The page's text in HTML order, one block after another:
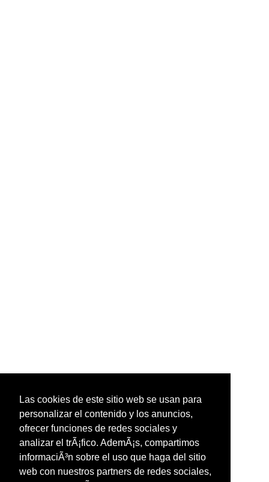
Las cookies de este sitio web se usan para
personalizar el contenido y los anuncios,
ofrecer funciones de redes sociales y
analizar el trÃ¡fico. AdemÃ¡s, compartimos
informaciÃ³n sobre el uso que haga del sitio
web con nuestros partners de redes sociales,